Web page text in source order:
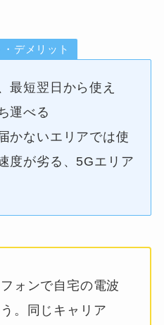
デメリット
最短翌日から使え
運べる
かないエリアでは使
度が劣る、5Gエリア
ォンで自宅の電波
。同じキャリア